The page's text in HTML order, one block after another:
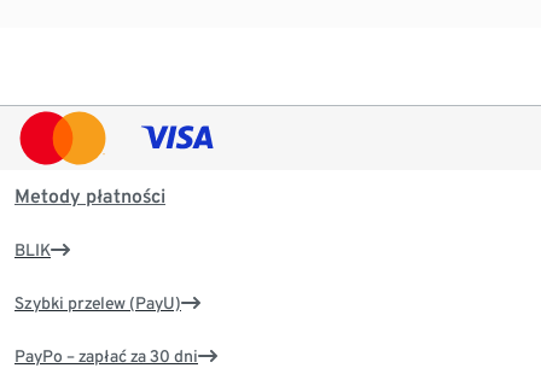
Metody płatności
BLIK
Szybki przelew (PayU)
PayPo – zapłać za 30 dni